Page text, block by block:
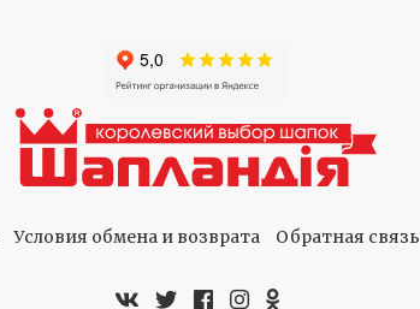
Условия обмена и возврата Обратная связь